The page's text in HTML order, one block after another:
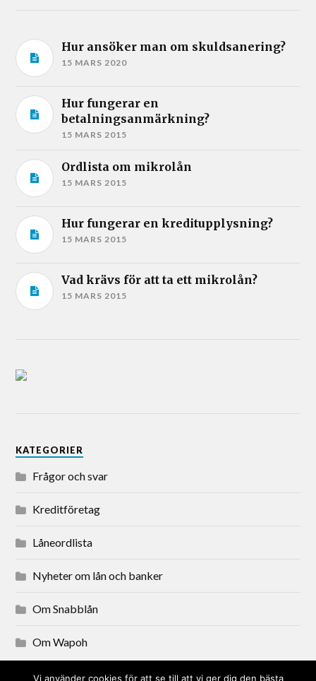
Hur ansöker man om skuldsanering?
15 MARS 2020
Hur fungerar en
betalningsanmärkning?
15 MARS 2015
Ordlista om mikrolån
15 MARS 2015
Hur fungerar en kreditupplysning?
15 MARS 2015
Vad krävs för att ta ett mikrolån?
15 MARS 2015
KATEGORIER
Frågor och svar
Kreditföretag
Låneordlista
Nyheter om lån och banker
Om Snabblån
Om Wapoh
Vi använder cookies för att se till att vi ger dig den bästa